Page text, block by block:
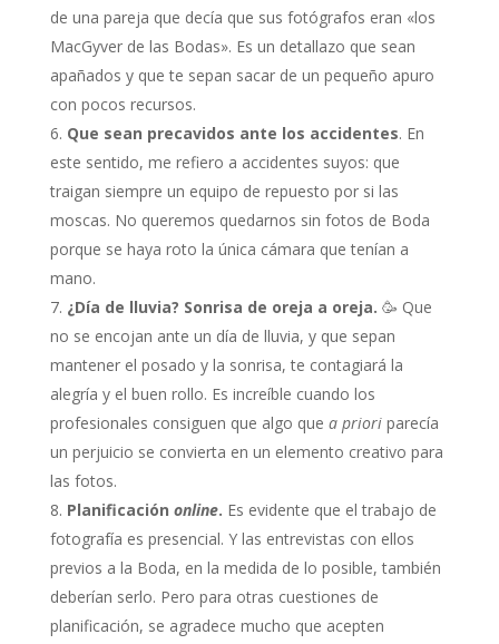
de una pareja que decía que sus fotógrafos eran «los
MacGyver de las Bodas». Es un detallazo que sean
apañados y que te sepan sacar de un pequeño apuro
con pocos recursos.
Que sean precavidos ante los accidentes. En
este sentido, me refiero a accidentes suyos: que
traigan siempre un equipo de repuesto por si las
moscas. No queremos quedarnos sin fotos de Boda
porque se haya roto la única cámara que tenían a
mano.
¿Día de lluvia? Sonrisa de oreja a oreja. 🥳 Que
no se encojan ante un día de lluvia, y que sepan
mantener el posado y la sonrisa, te contagiará la
alegría y el buen rollo. Es increíble cuando los
profesionales consiguen que algo que a priori parecía
un perjuicio se convierta en un elemento creativo para
las fotos.
Planificación online. Es evidente que el trabajo de
fotografía es presencial. Y las entrevistas con ellos
previos a la Boda, en la medida de lo posible, también
deberían serlo. Pero para otras cuestiones de
planificación, se agradece mucho que acepten